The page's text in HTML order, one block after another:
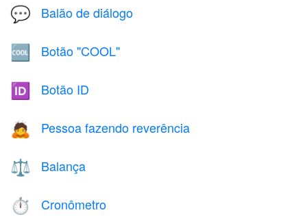
💬 Balão de diálogo
🆒 Botão "COOL"
🆔 Botão ID
🙇 Pessoa fazendo reverência
⚖️ Balança
⏱️ Cronômetro